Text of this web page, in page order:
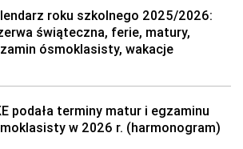
roku szkolnego 2025/2026:
świąteczna, ferie, matury,
ósmoklasisty, wakacje
podała terminy matur i egzaminu
w 2026 r. (harmonogram)